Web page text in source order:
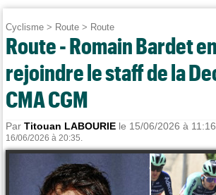
Cyclisme > Route > Route
Route - Romain Bardet
rejoindre le staff de la
CMA CGM
ParTitouan LABOURIE le 15/06/2026 à 11:16.
16/06/2026 à 20:35.